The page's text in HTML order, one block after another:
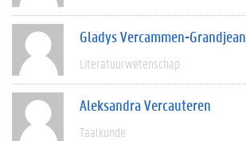
Gladys Vercammen-Grandjean
Literatuurwetenschap
Aleksandra Vercauteren
Taalkunde